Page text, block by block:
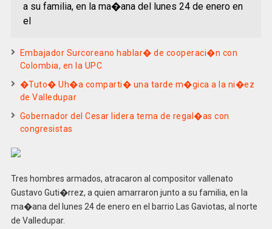
a su familia, en la ma�ana del lunes 24 de enero en
el
Embajador Surcoreano hablar� de cooperaci�n con
Colombia, en la UPC
�Tuto� Uh�a comparti� una tarde m�gica a la ni�ez
de Valledupar
Gobernador del Cesar lidera tema de regal�as con
congresistas
Tres hombres armados, atracaron al compositor vallenato
Gustavo Guti�rrez, a quien amarraron junto a su familia, en la
ma�ana del lunes 24 de enero en el barrio Las Gaviotas, al norte
de Valledupar.